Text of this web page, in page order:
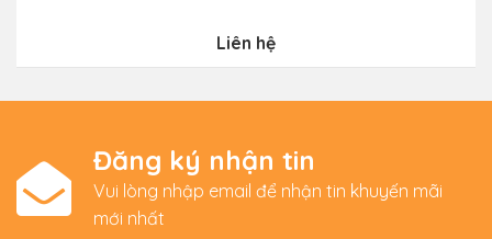
Liên hệ
Đăng ký nhận tin
Vui lòng nhập email để nhận tin khuyến mãi
mới nhất